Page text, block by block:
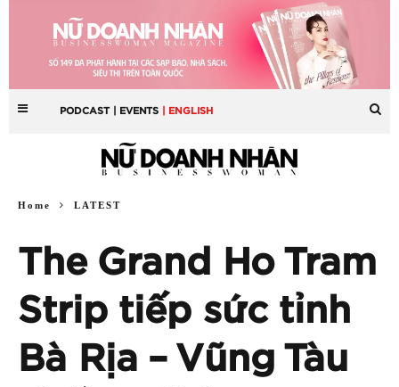
PODCAST | EVENTS | ENGLISH
Home LATEST
The Grand Ho Tram
Strip tiếp sức tỉnh
Bà Rịa – Vũng Tàu